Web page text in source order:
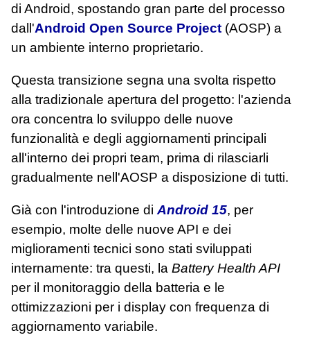
di Android, spostando gran parte del processo
dall'Android Open Source Project (AOSP) a
un ambiente interno proprietario.
Questa transizione segna una svolta rispetto
alla tradizionale apertura del progetto: l'azienda
ora concentra lo sviluppo delle nuove
funzionalità e degli aggiornamenti principali
all'interno dei propri team, prima di rilasciarli
gradualmente nell'AOSP a disposizione di tutti.
Già con l'introduzione diAndroid 15, per
esempio, molte delle nuove API e dei
miglioramenti tecnici sono stati sviluppati
internamente: tra questi, la Battery Health API
per il monitoraggio della batteria e le
ottimizzazioni per i display con frequenza di
aggiornamento variabile.